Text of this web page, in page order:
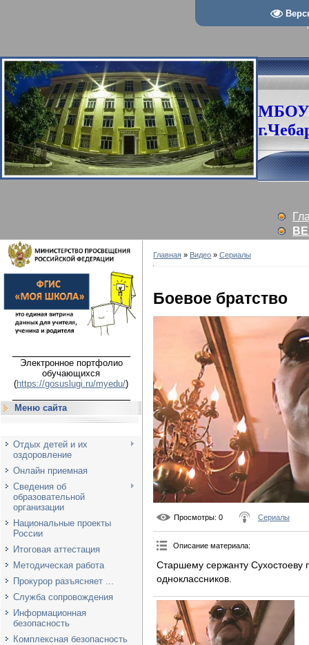
Электронное портфолио
обучающихся
(https://gosuslugi.ru/myedu/)
Меню сайта
Отдых детей и их
оздоровление
Онлайн приемная
Сведения об
образовательной
организации
Национальные проекты
России
Итоговая аттестация
Методическая работа
Прокурор разъясняет ...
Служба сопровождения
Информационная
безопасность
Комплексная безопасность
Главная » Видео » Сериалы
Боевое братство
Просмотры: 0 Сериалы
Описание материала:
Старшему сержанту
одноклассников.